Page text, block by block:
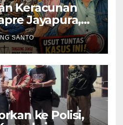
Keracunan
Jayapura,
Minta
Evaluasi
SANTO
ke Polisi,